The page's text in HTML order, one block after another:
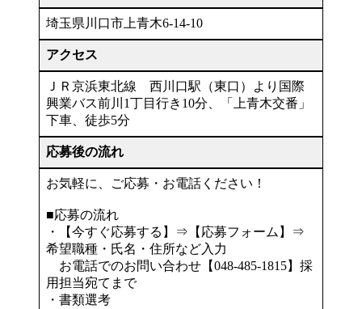
埼玉県川口市上青木6-14-10
アクセス
ＪＲ京浜東北線 西川口駅（東口）より国際
興業バス前川1丁目行き10分、「上青木交番」
下車、徒歩5分
応募後の流れ
お気軽に、ご応募・お電話ください！
■応募の流れ
・【今すぐ応募する】⇒【応募フォーム】⇒
希望職種・氏名・住所など入力
お電話でのお問い合わせ【048-485-1815】採
用担当宛てまで
・書類選考